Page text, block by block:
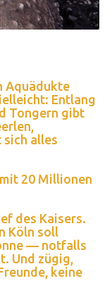
Aquädukte
Entlang
Tongern gibt
sich alles
20 Millionen
des Kaisers.
Köln soll
— notfalls
Und zügig,
keine